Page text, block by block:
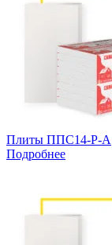
Плиты ППС14-Р-А
Подробнее